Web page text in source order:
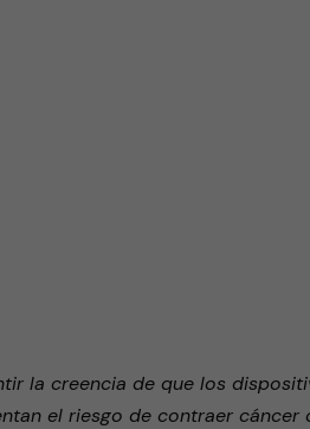
la creencia de que los
el riesgo de contraer cáncer